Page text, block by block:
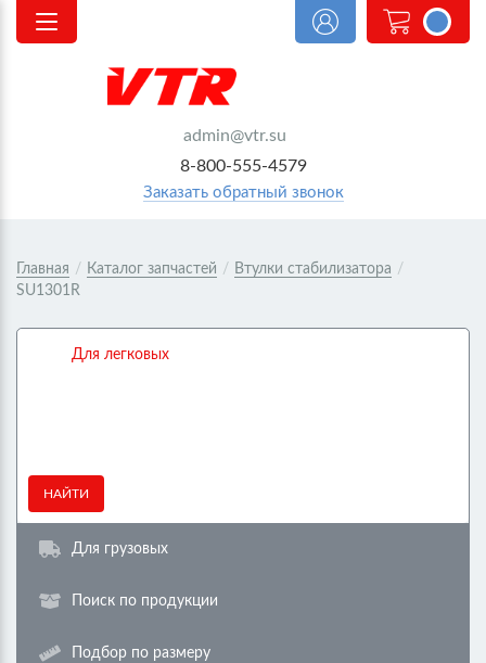
admin@vtr.su
8-800-555-4579
Заказать обратный звонок
<@
order.count
|| 0 @>
Главная / Каталог запчастей / Втулки стабилизатора /
SU1301R
Для легковых
НАЙТИ
Для грузовых
Поиск по продукции
Подбор по размеру